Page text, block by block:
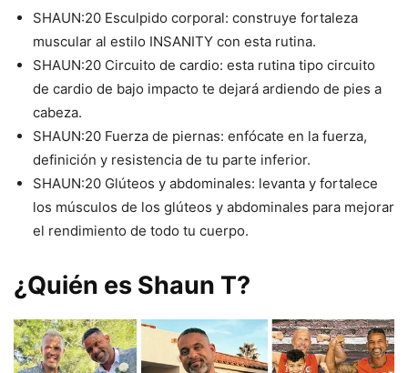
SHAUN:20 Esculpido corporal: construye fortaleza
muscular al estilo INSANITY con esta rutina.
SHAUN:20 Circuito de cardio: esta rutina tipo circuito
de cardio de bajo impacto te dejará ardiendo de pies a
cabeza.
SHAUN:20 Fuerza de piernas: enfócate en la fuerza,
definición y resistencia de tu parte inferior.
SHAUN:20 Glúteos y abdominales: levanta y fortalece
los músculos de los glúteos y abdominales para mejorar
el rendimiento de todo tu cuerpo.
¿Quién es Shaun T?